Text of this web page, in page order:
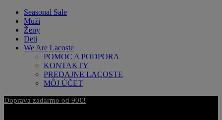
Seasonal Sale
Muži
Ženy
Deti
We Are Lacoste
POMOC A PODPORA
KONTAKTY
PREDAJNE LACOSTE
MÔJ ÚČET
Sezónny výpredaj až -40 %!